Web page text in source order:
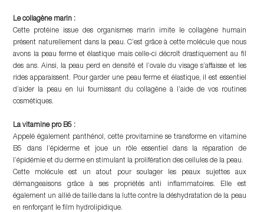
Le collagène marin :
Cette protéine issue des organismes marin imite le collagène humain
présent naturellement dans la peau. C’est grâce à cette molécule que nous
avons la peau ferme et élastique mais celle-ci décroît drastiquement au fil
des ans. Ainsi, la peau perd en densité et l’ovale du visage s’affaisse et les
rides apparaissent. Pour garder une peau ferme et élastique, il est essentiel
d’aider la peau en lui fournissant du collagène à l’aide de vos routines
cosmétiques.
La vitamine pro B5 :
Appelé également panthénol, cette provitamine se transforme en vitamine
B5 dans l’épiderme et joue un rôle essentiel dans la réparation de
l’épidémie et du derme en stimulant la prolifération des cellules de la peau.
Cette molécule est un atout pour soulager les peaux sujettes aux
démangeaisons grâce à ses propriétés anti inflammatoires. Elle est
également un allié de taille dans la lutte contre la déshydratation de la peau
en renforçant le film hydrolipidique.